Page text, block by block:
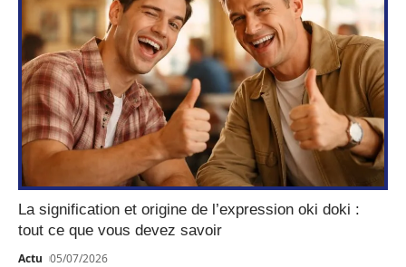
La signification et origine de l’expression oki doki :
tout ce que vous devez savoir
Actu 05/07/2026